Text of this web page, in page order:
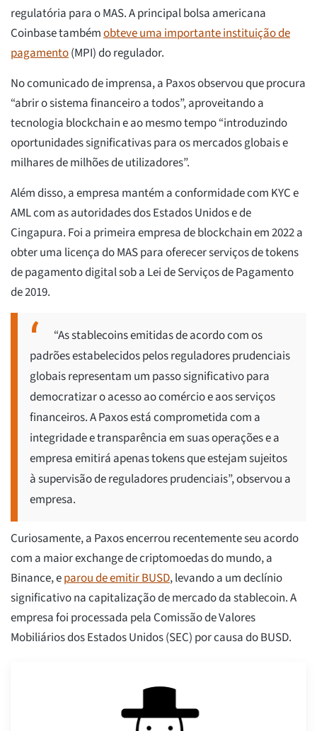
regulatória para o MAS. A principal bolsa americana
Coinbase tambémobteve uma importante instituição de
pagamento(MPI) do regulador.
No comunicado de imprensa, a Paxos observou que procura
“abrir o sistema financeiro a todos”, aproveitando a
tecnologia blockchain e ao mesmo tempo “introduzindo
oportunidades significativas para os mercados globais e
milhares de milhões de utilizadores”.
Além disso, a empresa mantém a conformidade com KYC e
AML com as autoridades dos Estados Unidos e de
Cingapura. Foi a primeira empresa de blockchain em 2022 a
obter uma licença do MAS para oferecer serviços de tokens
de pagamento digital sob a Lei de Serviços de Pagamento
de 2019.
“As stablecoins emitidas de acordo com os
padrões estabelecidos pelos reguladores prudenciais
globais representam um passo significativo para
democratizar o acesso ao comércio e aos serviços
financeiros. A Paxos está comprometida com a
integridade e transparência em suas operações e a
empresa emitirá apenas tokens que estejam sujeitos
à supervisão de reguladores prudenciais”, observou a
empresa.
Curiosamente, a Paxos encerrou recentemente seu acordo
com a maior exchange de criptomoedas do mundo, a
Binance, eparou de emitir BUSD, levando a um declínio
significativo na capitalização de mercado da stablecoin. A
empresa foi processada pela Comissão de Valores
Mobiliários dos Estados Unidos (SEC) por causa do BUSD.